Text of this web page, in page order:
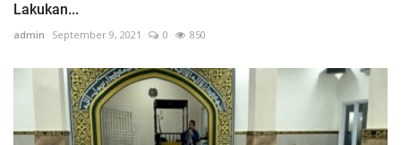
Lakukan...
admin September 9, 2021 0 850